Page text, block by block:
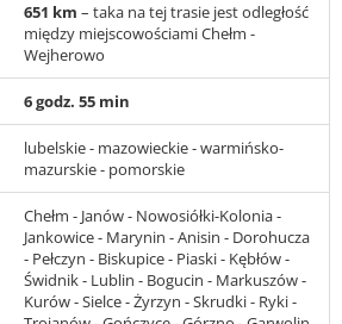
651 km – taka na tej trasie jest odległość
między miejscowościami Chełm -
Wejherowo
6 godz. 55 min
lubelskie - mazowieckie - warmińsko-
mazurskie - pomorskie
Chełm - Janów - Nowosiółki-Kolonia -
Jankowice - Marynin - Anisin - Dorohucza
- Pełczyn - Biskupice - Piaski - Kębłów -
Świdnik - Lublin - Bogucin - Markuszów -
Kurów - Sielce - Żyrzyn - Skrudki - Ryki -